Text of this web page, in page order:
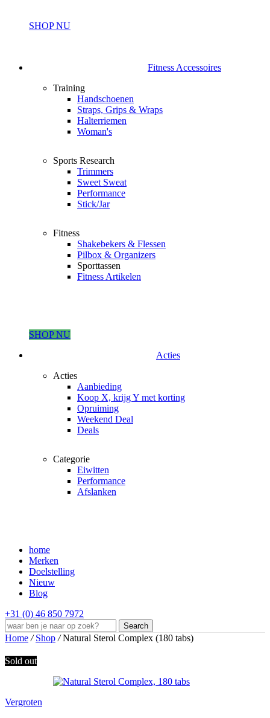
SHOP NU
Fitness Accessoires
Training
Handschoenen
Straps, Grips & Wraps
Halterriemen
Woman's
Sports Research
Trimmers
Sweet Sweat
Performance
Stick/Jar
Fitness
Shakebekers & Flessen
Pilbox & Organizers
Sporttassen
Fitness Artikelen
SHOP NU
Acties
Acties
Aanbieding
Koop X, krijg Y met korting
Opruiming
Weekend Deal
Deals
Categorie
Eiwitten
Performance
Afslanken
home
Merken
Doelstelling
Nieuw
Blog
+31 (0) 46 850 7972
Search
Home / Shop / Natural Sterol Complex (180 tabs)
Sold out
Vergroten